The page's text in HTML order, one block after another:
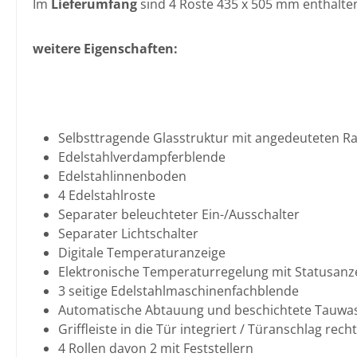
Im Lieferumfang sind 4 Roste 435 x 505 mm
weitere Eigenschaften:
Selbsttragende Glasstruktur mit angedeuteten
Edelstahlverdampferblende
Edelstahlinnenboden
4 Edelstahlroste
Separater beleuchteter Ein-/Ausschalter
Separater Lichtschalter
Digitale Temperaturanzeige
Elektronische Temperaturregelung mit
3 seitige Edelstahlmaschinenfachblende
Automatische Abtauung und beschichtete
Griffleiste in die Tür integriert / Türanschlag
4 Rollen davon 2 mit Feststellern